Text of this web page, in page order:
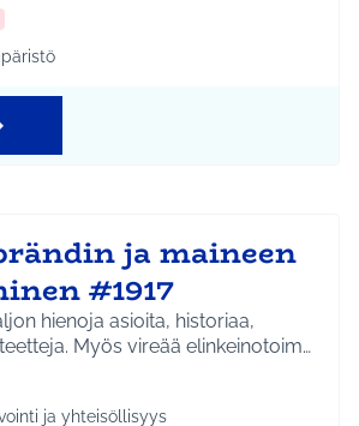
mukaan: Riihikallio
tulokset teeman mukaan: Ympäristö
ja maineen
#1917
hienoja asioita, historiaa,
Myös vireää elinkeinotoim…
ja yhteisöllisyys